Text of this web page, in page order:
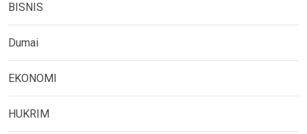
BISNIS
Dumai
EKONOMI
HUKRIM